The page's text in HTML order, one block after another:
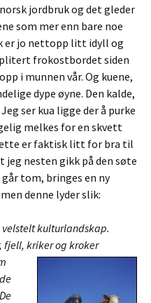
jordbruk og det gleder
som mer enn bare noe
er jo nettopp litt idyll og
frokostbordet siden
i munnen vår. Og kuene,
dype øyne. Den kalde,
ser kua ligge der å purke
melkes for en skvett
er faktisk litt for bra til
jeg nesten gikk på den søte
tom, bringes en ny
denne lyder slik:
kulturlandskap.
fjell, kriker og kroker